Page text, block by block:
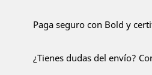
Paga seguro con Bold y
¿Tienes dudas del envío?